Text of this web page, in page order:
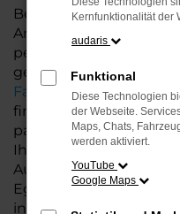
Beratung, die
Anforderungen
perfekten Audi A6 e-
genau richtig. Unsere
Fahrzeugen
finden, das perfekt zu
passt. Neben dem
Ihnen eine Vielzahl
Audi, die Ihnen den
Egal, ob es um
individuelle
Kernfunktionalität der
audaris
Funktional
Diese Technologien
der Webseite.
Maps, Chats,
werden aktiviert.
YouTube
Google Maps